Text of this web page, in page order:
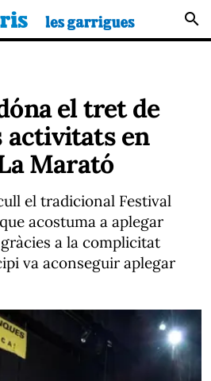
search
el tret de
activitats en
Marató
el tradicional Festival
acostuma a aplegar
a la complicitat
va aconseguir aplegar